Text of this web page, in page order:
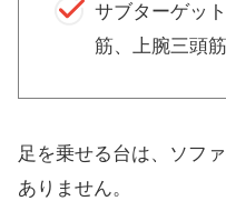
サブターゲッ
筋、上腕三頭筋
足を乗せる台は、ソフ
ありません。